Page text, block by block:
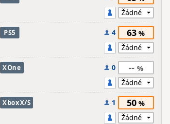
PS5 4 63
XOne 0 --
XboxX/S 1 50